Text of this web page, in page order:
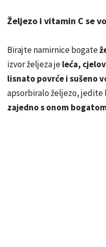
Željezo i vitamin C se
Birajte namirnice bogate
izvor željeza jeleća,
lisnato povrće i sušeno
apsorbiralo željezo, jedite
zajedno s onom